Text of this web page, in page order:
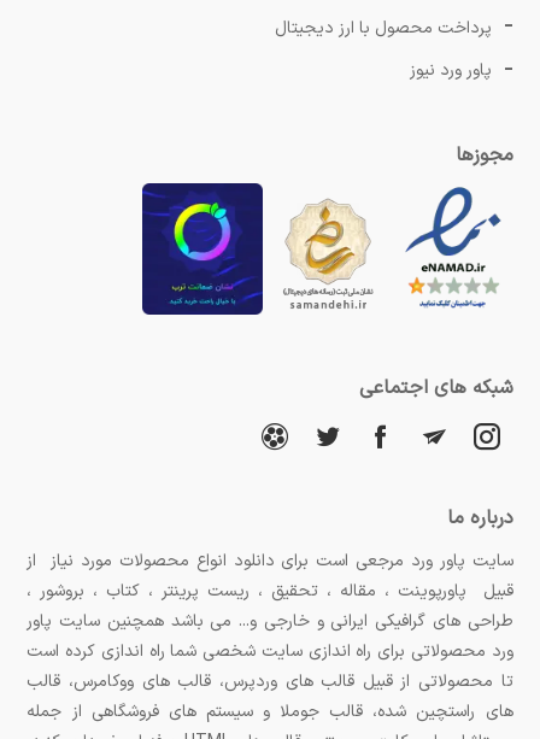
پرداخت محصول با ارز دیجیتال
پاور ورد نیوز
مجوزها
شبکه های اجتماعی
درباره ما
سایت پاور ورد مرجعی است برای دانلود انواع محصولات مورد نیاز از
قبیل پاورپوینت ، مقاله ، تحقیق ، ریست پرینتر ، کتاب ، بروشور ،
طراحی های گرافیکی ایرانی و خارجی و... می باشد همچنین سایت پاور
ورد محصولاتی برای راه اندازی سایت شخصی شما راه اندازی کرده است
تا محصولاتی از قبیل قالب های وردپرس، قالب های ووکامرس، قالب
های راستچین شده، قالب جوملا و سیستم های فروشگاهی از جمله